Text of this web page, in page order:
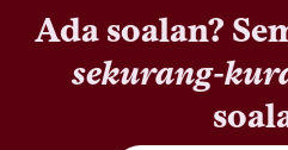
Ada soalan?
sekurang-